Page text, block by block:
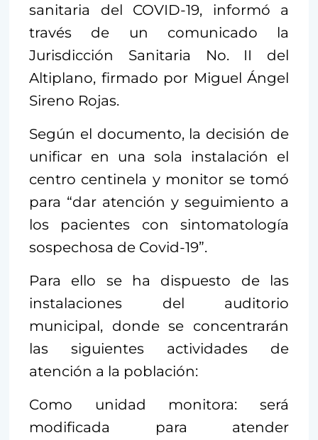
sanitaria del COVID-19, informó a
través de un comunicado la
Jurisdicción Sanitaria No. II del
Altiplano, firmado por Miguel Ángel
Sireno Rojas.
Según el documento, la decisión de
unificar en una sola instalación el
centro centinela y monitor se tomó
para “dar atención y seguimiento a
los pacientes con sintomatología
sospechosa de Covid-19”.
Para ello se ha dispuesto de las
instalaciones del auditorio
municipal, donde se concentrarán
las siguientes actividades de
atención a la población:
Como unidad monitora: será
modificada para atender